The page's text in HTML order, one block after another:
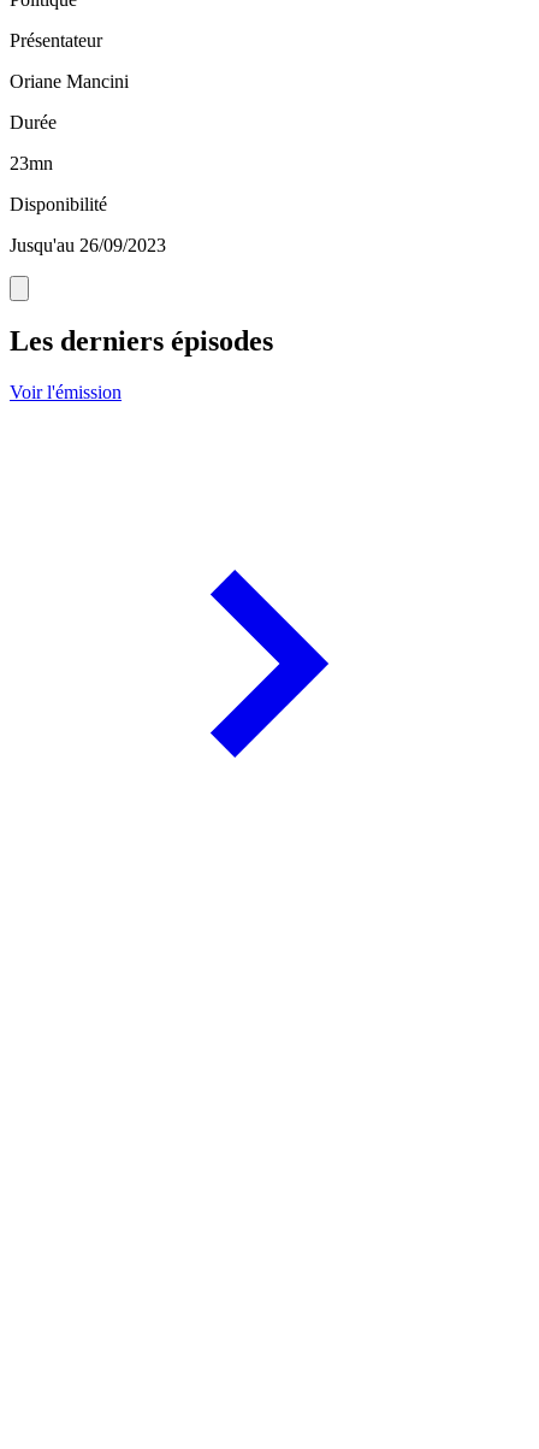
Présentateur
Oriane Mancini
Durée
23mn
Disponibilité
Jusqu'au 26/09/2023
Les derniers épisodes
Voir l'émission